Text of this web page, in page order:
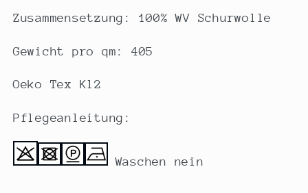
Zusammensetzung: 100% WV Schurwolle
Gewicht pro qm: 405
Oeko Tex Kl2
Pflegeanleitung:
Waschen nein